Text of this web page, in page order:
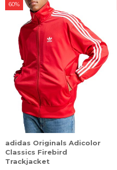
adidas Originals Adicolor
Classics Firebird
Trackjacket
60%